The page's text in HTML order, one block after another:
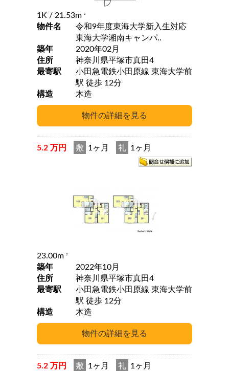
1K / 21.53m 2
物件名
令和9年度東海大学新入生対応
東海大学湘南キャンパ..
築年
2020年02月
住所
神奈川県平塚市真田4
最寄駅
小田急電鉄小田原線 東海大学前
駅 徒歩 12分
構造
木造
5.2 万円 敷 1ヶ月 礼 1ヶ月
23.00m 2
築年
2022年10月
住所
神奈川県平塚市真田4
最寄駅
小田急電鉄小田原線 東海大学前
駅 徒歩 12分
構造
木造
5.2 万円 敷 1ヶ月 礼 1ヶ月